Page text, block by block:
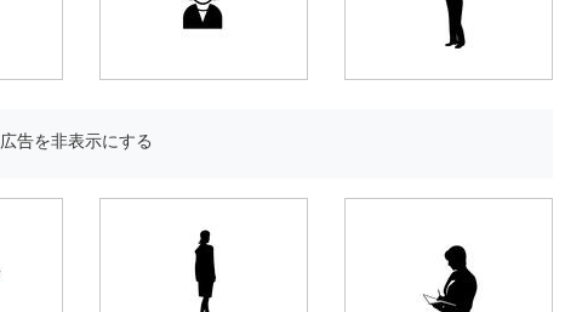
広告を非表示にする